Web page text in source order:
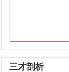
三才剖析